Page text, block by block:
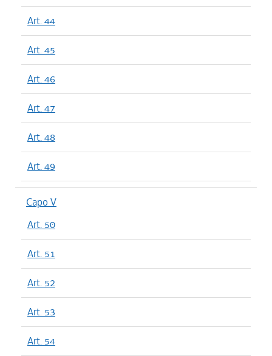
Art. 44
Art. 45
Art. 46
Art. 47
Art. 48
Art. 49
Capo V
Art. 50
Art. 51
Art. 52
Art. 53
Art. 54